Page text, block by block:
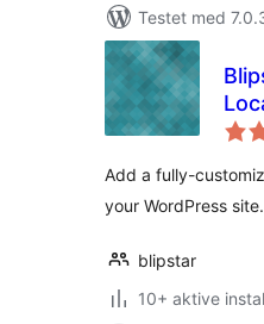
Testet med
Add a fully-
your WordPress site.
blipstar
10+ aktive